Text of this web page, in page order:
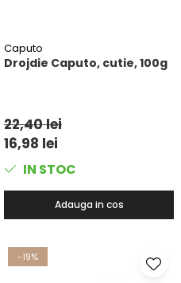
Caputo
Drojdie Caputo, cutie, 100g
22,40 lei
16,98 lei
IN STOC
Adauga in cos
-19%